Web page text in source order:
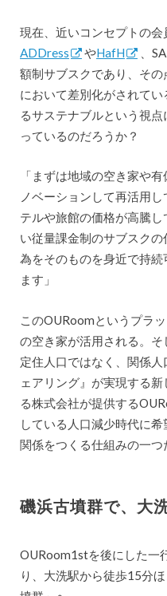
現在、近いコンセプトの
ADDress
やHafH
、
額制サブスクであり、そ
において差別化がされて
るサステナブルという視
っているのだろうか？
「まずは地域の空き家や
ノベーションして再活用
テルや旅館の価格が高騰
い従量課金制のサブスク
為をそのものを身近で持
ます」
このOURoomというプラ
の空き家が活用される。そ
定住人口ではなく、関係
ェアリング』が実現する
る株式会社が提供する
している人口減少時代に
関係をつくる仕組みの一つ
磯浜古墳群で、大
OURoom1stを後にした一
り、大洗駅から徒歩15分